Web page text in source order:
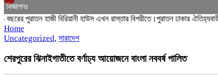
বিজ্ঞাপনঃ
পুরাতন হাজী বিরিয়ানী হাউস এখন রাস্তার বিপরীতে।পুরাতন ঢাকার
Home
Uncategorized, সারাদেশ
শেরপুরের ঝিনাইগাতীতে বর্ণাঢ্য আয়োজনে বাংলা নববর্ষ পালিত